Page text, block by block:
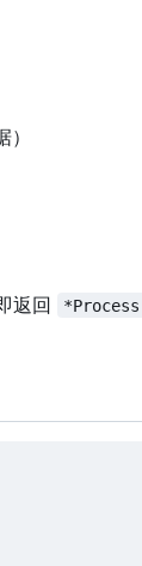
）
返回 *Process